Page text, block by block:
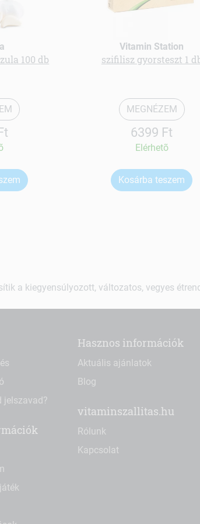
100 db
Vitamin Station
szifilisz gyorsteszt 1
MEGNÉZEM
6399 Ft
Elérhetõ
Kosárba teszem
a kiegyensúlyozott, változatos, vegyes
jelszavad?
Hasznos információk
Aktuális ajánlatok
Blog
vitaminszallitas.hu
Rólunk
Kapcsolat